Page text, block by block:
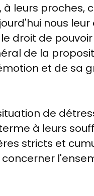
leurs
nous
droit de
de la
et de sa
de
à leurs
stricts et